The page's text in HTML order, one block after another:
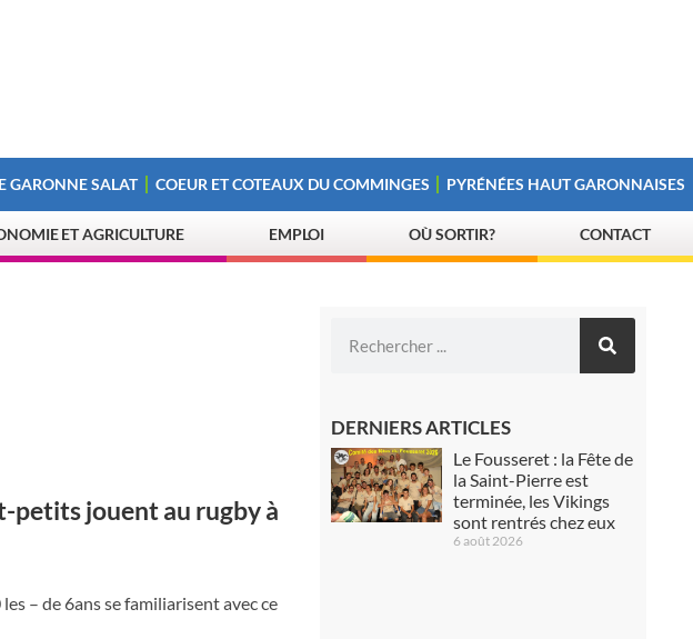
GARONNE SALAT COEUR ET COTEAUX DU COMMINGES PYRÉNÉES HAUT GARONNAISES
ET AGRICULTURE EMPLOI OÙ SORTIR? CONTACT
petits jouent au rugby à
– de 6ans se familiarisent avec ce
DERNIERS ARTICLES
Le Fousseret : la Fête de
la Saint-Pierre est
terminée, les Vikings
sont rentrés chez eux
6 août 2026